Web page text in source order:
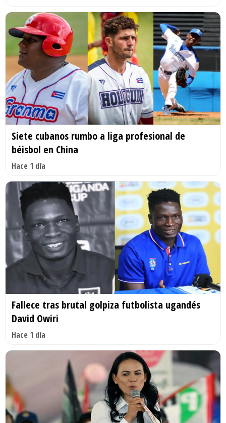
Siete cubanos rumbo a liga profesional de
béisbol en China
Hace 1 día
Fallece tras brutal golpiza futbolista ugandés
David Owiri
Hace 1 día